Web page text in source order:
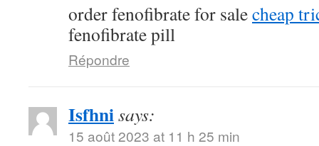
order fenofibrate for salecheap
fenofibrate pill
Répondre
Isfhnisays:
15 août 2023 at 11 h 25 min